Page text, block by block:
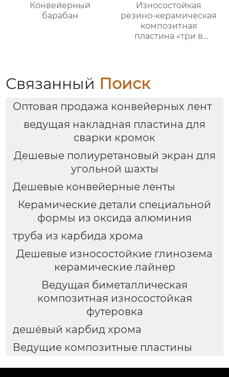
Конвейерный
барабан
Износостойкая
резино-керамическая
композитная
пластина «три в
Связанный Поиск
Оптовая продажа конвейерных лент
ведущая накладная пластина для
сварки кромок
Дешевые полиуретановый экран для
угольной шахты
Дешевые конвейерные ленты
Керамические детали специальной
формы из оксида алюминия
труба из карбида хрома
Дешевые износостойкие глинозема
керамические лайнер
Ведущая биметаллическая
композитная износостойкая
футеровка
дешёвый карбид хрома
Ведущие композитные пластины